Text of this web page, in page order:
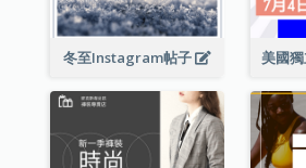
冬至Instagram帖子